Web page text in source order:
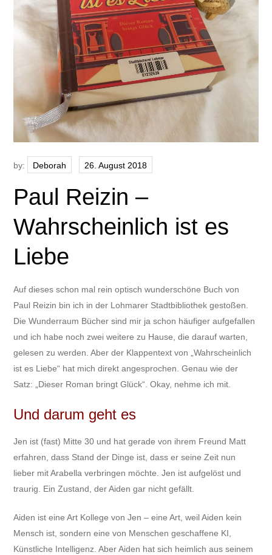
by: Deborah
Paul Reizin –
Wahrscheinlich ist es
Liebe
Auf dieses schon mal rein optisch wunderschöne Buch von
Paul Reizin bin ich in der Lohmarer Stadtbibliothek gestoßen.
Die Wunderraum Bücher sind mir ja schon häufiger aufgefallen
und ich habe noch zwei weitere zu Hause, die darauf warten,
gelesen zu werden. Aber der Klappentext von „Wahrscheinlich
ist es Liebe“ hat mich direkt angesprochen. Genau wie der
Satz: „Dieser Roman bringt Glück“. Okay, nehme ich mit.
Und darum geht es
Jen ist (fast) Mitte 30 und hat gerade von ihrem Freund Matt
erfahren, dass Stand der Dinge ist, dass er seine Zeit nun
lieber mit Arabella verbringen möchte. Jen ist aufgelöst und
traurig. Ein Zustand, der Aiden gar nicht gefällt.
Aiden ist eine Art Kollege von Jen – eine Art, weil Aiden kein
Mensch ist, sondern eine von Menschen geschaffene KI,
Künstliche Intelligenz. Aber Aiden hat sich heimlich aus seinem